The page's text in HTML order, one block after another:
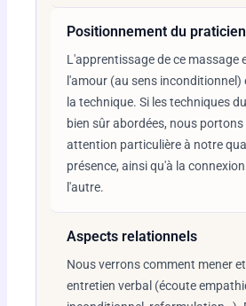
Positionnement du praticien
L'apprentissage de ce massage
l'amour (au sens inconditionnel)
la technique. Si les techniques
bien sûr abordées, nous
attention particulière à notre
présence, ainsi qu'à la
l'autre.
Aspects relationnels
Nous verrons comment mener
entretien verbal (écoute